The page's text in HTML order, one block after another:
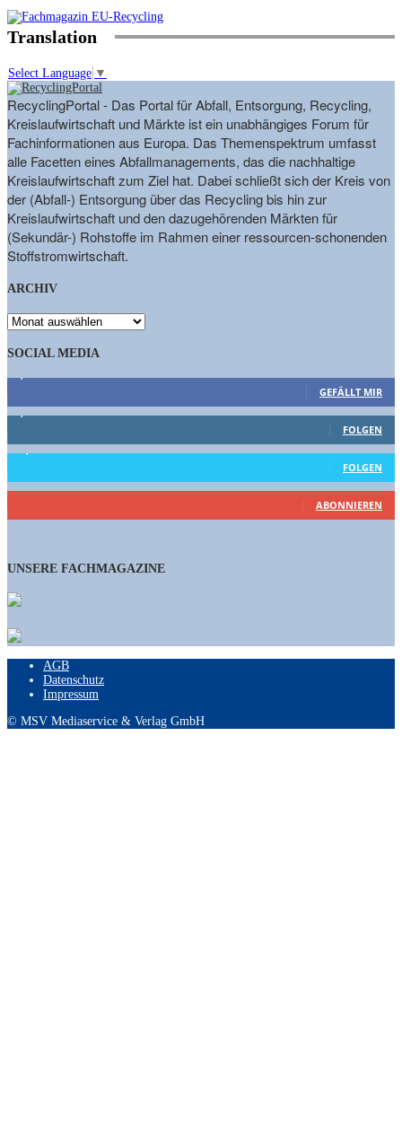
Translation
Select Language ▼
RecyclingPortal - Das Portal für Abfall, Entsorgung, Recycling,
Kreislaufwirtschaft und Märkte ist ein unabhängiges Forum für
Fachinformationen aus Europa. Das Themenspektrum umfasst
alle Facetten eines Abfallmanagements, das die nachhaltige
Kreislaufwirtschaft zum Ziel hat. Dabei schließt sich der Kreis von
der (Abfall-) Entsorgung über das Recycling bis hin zur
Kreislaufwirtschaft und den dazugehörenden Märkten für
(Sekundär-) Rohstoffe im Rahmen einer ressourcen-schonenden
Stoffstromwirtschaft.
ARCHIV
ARCHIV
SOCIAL MEDIA
GEFÄLLT MIR
1,662 Follower
FOLGEN
15,658 Follower
FOLGEN
460 Abonnenten
ABONNIEREN
UNSERE FACHMAGAZINE
AGB
Datenschutz
Impressum
© MSV Mediaservice & Verlag GmbH